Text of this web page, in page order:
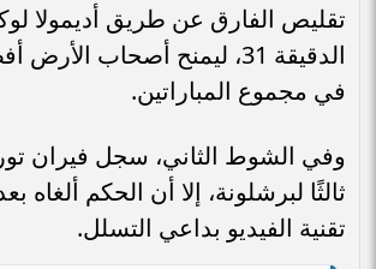
تقليص الفارق عن طريق أديمولا
الدقيقة 31، ليمنح أصحاب
في مجموع المباراتين.
وفي الشوط الثاني، سجل فيران
ثالثًا لبرشلونة، إلا أن الحكم ألغاه
تقنية الفيديو بداعي التسلل.